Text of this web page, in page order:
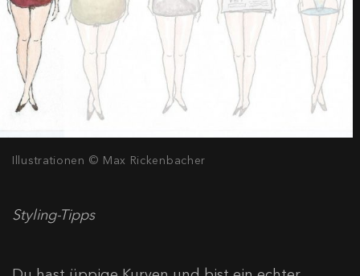
Illustrationen © Max Rickenbacher
Styling-Tipps